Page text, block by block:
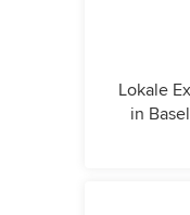
Lokale
in